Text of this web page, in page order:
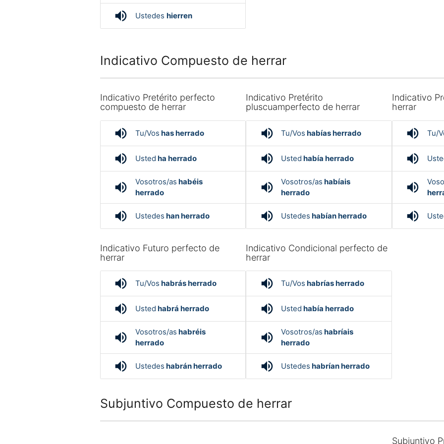
volume_up Ustedes hierren
Indicativo Compuesto de herrar
Indicativo Pretérito perfecto
compuesto de herrar
volume_up Tu/Vos has herrado
volume_up Usted ha herrado
volume_up Vosotros/as habéis
herrado
volume_up Ustedes han herrado
Indicativo Pretérito
pluscuamperfecto de herrar
volume_up Tu/Vos habías herrado
volume_up Usted había herrado
volume_up Vosotros/as habíais
herrado
volume_up Ustedes habían herrado
Indicativo
herrar
volume_up Tu/
volume_up
volume_up
volume_up
Indicativo Futuro perfecto de
herrar
volume_up Tu/Vos habrás herrado
volume_up Usted habrá herrado
volume_up Vosotros/as habréis
herrado
volume_up Ustedes habrán herrado
Indicativo Condicional perfecto de
herrar
volume_up Tu/Vos habrías herrado
volume_up Usted había herrado
volume_up Vosotros/as habríais
herrado
volume_up Ustedes habrían herrado
Subjuntivo Compuesto de herrar
Subjuntivo